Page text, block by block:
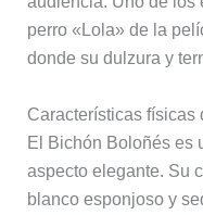
perro «Lola» de la
donde su dulzura y
Características físicas
El Bichón Boloñés es
aspecto elegante. Su
blanco esponjoso y